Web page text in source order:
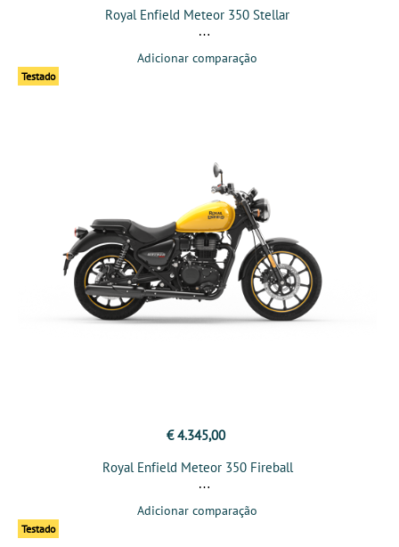
Royal Enfield Meteor 350 Stellar
Adicionar comparação
Testado
€ 4.345,00
Royal Enfield Meteor 350 Fireball
Adicionar comparação
Testado